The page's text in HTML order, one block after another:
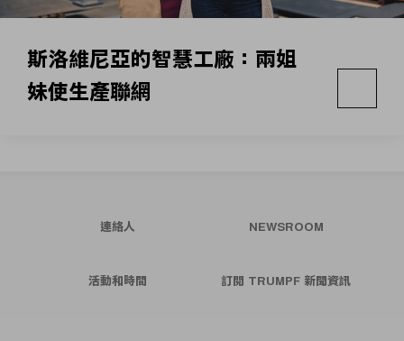
斯洛維尼亞的智慧工廠：兩姐
妹使生產聯網
連絡人 NEWSROOM
活動和時間 訂閱 TRUMPF 新聞資訊